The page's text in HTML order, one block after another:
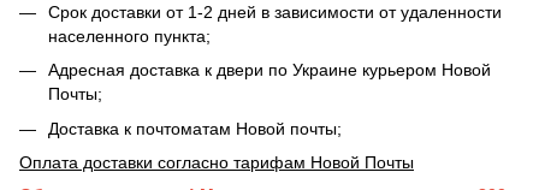
Срок доставки от 1-2 дней в зависимости от удаленности
населенного пункта;
Адресная доставка к двери по Украине курьером Новой
Почты;
Доставка к почтоматам Новой почты;
Оплата доставки согласно тарифам Новой Почты